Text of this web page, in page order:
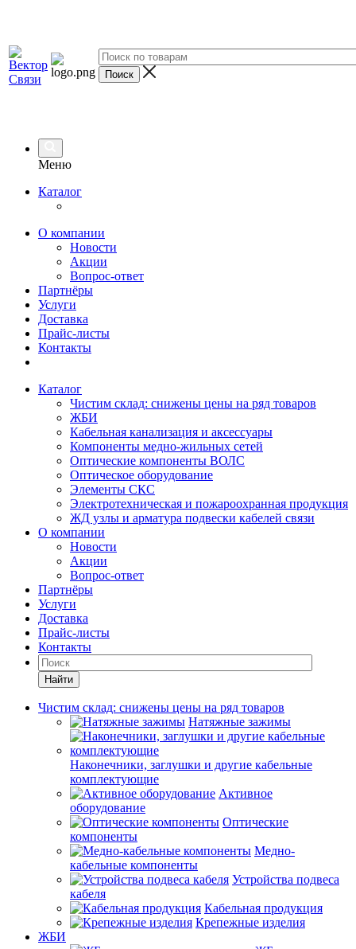
Меню
Каталог
О компании
Новости
Акции
Вопрос-ответ
Партнёры
Услуги
Доставка
Прайс-листы
Контакты
Каталог
Чистим склад: снижены цены на ряд товаров
ЖБИ
Кабельная канализация и аксессуары
Компоненты медно-жильных сетей
Оптические компоненты ВОЛС
Оптическое оборудование
Элементы СКС
Электротехническая и пожароохранная продукция
ЖД узлы и арматура подвески кабелей связи
О компании
Новости
Акции
Вопрос-ответ
Партнёры
Услуги
Доставка
Прайс-листы
Контакты
Найти
Чистим склад: снижены цены на ряд товаров
Натяжные зажимы
Наконечники, заглушки и другие кабельные
комплектующие
Активное
оборудование
Оптические
компоненты
Медно-
кабельные компоненты
Устройства подвеса
кабеля
Кабельная продукция
Крепежные изделия
ЖБИ